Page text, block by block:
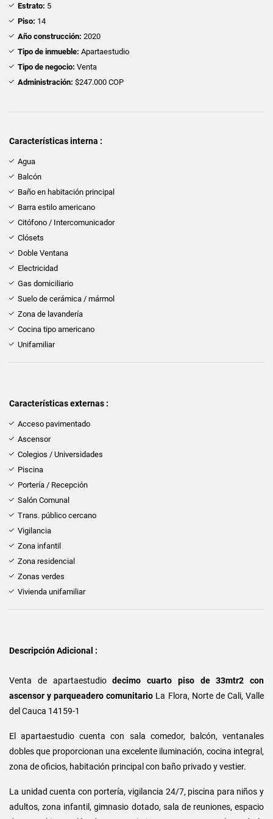
Estrato: 5
Piso: 14
Año construcción: 2020
Tipo de inmueble: Apartaestudio
Tipo de negocio: Venta
Administración: $247.000 COP
Características interna :
Agua
Balcón
Baño en habitación principal
Barra estilo americano
Citófono / Intercomunicador
Clósets
Doble Ventana
Electricidad
Gas domiciliario
Suelo de cerámica / mármol
Zona de lavandería
Cocina tipo americano
Unifamiliar
Características externas :
Acceso pavimentado
Ascensor
Colegios / Universidades
Piscina
Portería / Recepción
Salón Comunal
Trans. público cercano
Vigilancia
Zona infantil
Zona residencial
Zonas verdes
Vivienda unifamiliar
Descripción Adicional :
Venta de apartaestudiodecimo cuarto piso de 33mtr2 con
ascensor y parqueadero comunitario La Flora, Norte de Cali, Valle
del Cauca 14159-1
El apartaestudio cuenta con sala comedor, balcón, ventanales
dobles que proporcionan una excelente iluminación, cocina integral,
zona de oficios, habitación principal con baño privado y vestier.
La unidad cuenta con portería, vigilancia 24/7, piscina para niños y
adultos, zona infantil, gimnasio dotado, sala de reuniones, espacio